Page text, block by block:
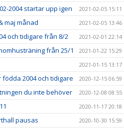
2004 startar upp igen 2021-02-05 15:11
maj månad 2021-02-05 13:46
och tidigare från 8/2 2021-02-01 22:14
från 25/1 2021-01-22 15:29
2021-01-15 13:17
2004 och tidigare 2020-12-15 06:59
du inte behöver 2020-12-08 08:55
2020-11-17 20:18
pausas 2020-10-30 15:59